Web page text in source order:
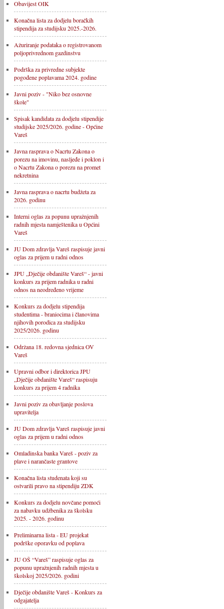
Obavijest OIK
Konačna lista za dodjelu boračkih
stipendija za studijsku 2025.-2026.
Ažuriranje podataka o registrovanom
poljoprivrednom gazdinstvu
Podrška za privredne subjekte
pogođene poplavama 2024. godine
Javni poziv - "Niko bez osnovne
škole"
Spisak kandidata za dodjelu stipendije
studijske 2025/2026. godine - Općine
Vareš
Javna rasprava o Nacrtu Zakona o
porezu na imovinu, nasljeđe i poklon i
o Nacrtu Zakona o porezu na promet
nekretnina
Javna rasprava o nacrtu budžeta za
2026. godinu
Interni oglas za popunu upražnjenih
radnih mjesta namještenika u Općini
Vareš
JU Dom zdravlja Vareš raspisuje javni
oglas za prijem u radni odnos
JPU „Dječije obdanište Vareš“ - javni
konkurs za prijem radnika u radni
odnos na neodređeno vrijeme
Konkurs za dodjelu stipendija
studentima - braniocima i članovima
njihovih porodica za studijsku
2025/2026. godinu
Održana 18. redovna sjednica OV
Vareš
Upravni odbor i direktorica JPU
„Dječije obdanište Vareš“ raspisuju
konkurs za prijem 4 radnika
Javni poziv za obavljanje poslova
upravitelja
JU Dom zdravlja Vareš raspisuje javni
oglas za prijem u radni odnos
Omladinska banka Vareš - poziv za
plave i narančaste grantove
Konačna lista studenata koji su
ostvarili pravo na stipendiju ZDK
Konkurs za dodjelu novčane pomoći
za nabavku udžbenika za školsku
2025. - 2026. godinu
Preliminarna lista - EU projekat
podrške oporavku od poplava
JU OŠ “Vareš” raspisuje oglas za
popunu upražnjenih radnih mjesta u
školskoj 2025/2026. godini
Dječije obdanište Vareš - Konkurs za
odgajatelja